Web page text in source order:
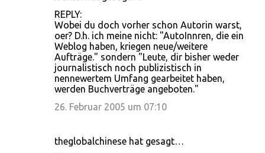
REPLY:
Wobei du doch vorher schon Autorin warst,
oer? D.h. ich meine nicht: "AutoInnren, die ein
Weblog haben, kriegen neue/weitere
Aufträge." sondern "Leute, dir bisher weder
journalistisch noch publizistisch in
nennewertem Umfang gearbeitet haben,
werden Buchverträge angeboten."
26. Februar 2005 um 07:10
theglobalchinese hat gesagt…